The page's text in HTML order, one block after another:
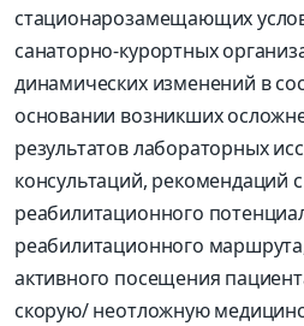
стационарозамещающих
санаторно-курортных
динамических изменений в
основании возникших
результатов лабораторных
консультаций, рекомендаций
реабилитационного
реабилитационного
активного посещения
скорую/ неотложную